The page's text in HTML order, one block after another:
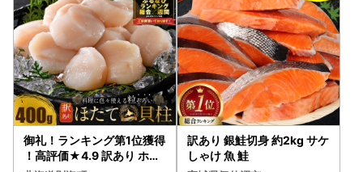
御礼！ランキング第1位獲得
！高評価★4.9 訳あり ホタ
訳あり 銀鮭切身 約2kg サケ
しゃけ 魚 鮭